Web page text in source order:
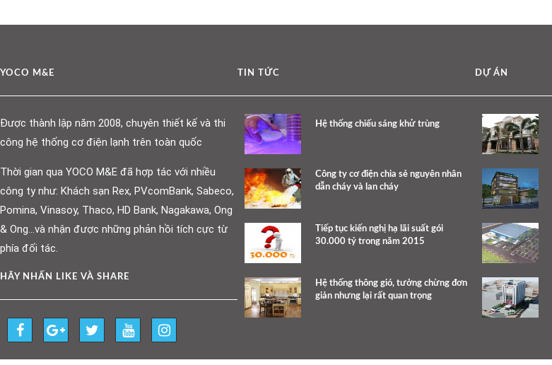
YOCO M&E
Được thành lập năm 2008, chuyên thiết kế và thi
công hệ thống cơ điện lạnh trên toàn quốc
Thời gian qua YOCO M&E đã hợp tác với nhiều
công ty như: Khách sạn Rex, PVcomBank, Sabeco,
Pomina, Vinasoy, Thaco, HD Bank, Nagakawa, Ong
& Ong…và nhận được những phản hồi tích cực từ
phía đối tác.
HÃY NHẤN LIKE VÀ SHARE
TIN TỨC
Hệ thống chiếu sáng khử trùng
Công ty cơ điện chia sẻ nguyên nhân
dẫn cháy và lan cháy
Tiếp tục kiến nghị hạ lãi suất gói
30.000 tỷ trong năm 2015
Hệ thống thông gió, tưởng chừng đơn
giản nhưng lại rất quan trọng
DỰ ÁN